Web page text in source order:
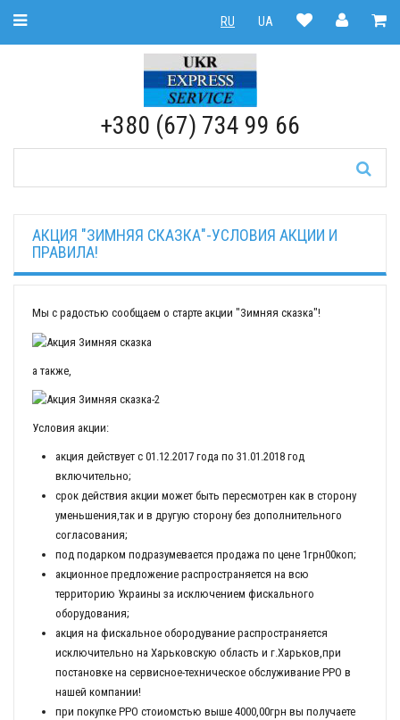
Toggle Navigation UA
RU |
RU
+380 (67) 734 99 66
АКЦИЯ "ЗИМНЯЯ СКАЗКА"-УСЛОВИЯ АКЦИИ И
ПРАВИЛА!
Мы с радостью сообщаем о старте акции "Зимняя сказка"!
а также,
Условия акции:
акция действует с 01.12.2017 года по 31.01.2018 год
включительно;
срок действия акции может быть пересмотрен как в сторону
уменьшения,так и в другую сторону без дополнительного
согласования;
под подарком подразумевается продажа по цене 1грн00коп;
акционное предложение распространяется на всю
территорию Украины за исключением фискального
оборудования;
акция на фискальное обородувание распространяется
исключительно на Харьковскую область и г.Харьков,при
постановке на сервисное-техническое обслуживание РРО в
нашей компании!
при покупке РРО стоиомстью выше 4000,00грн вы получаете